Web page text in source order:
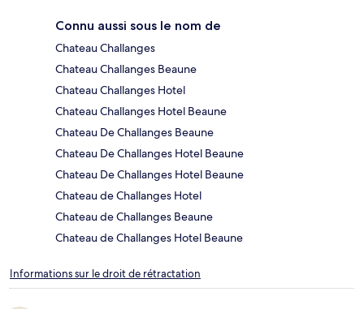
Connu aussi sous le nom de
Chateau Challanges
Chateau Challanges Beaune
Chateau Challanges Hotel
Chateau Challanges Hotel Beaune
Chateau De Challanges Beaune
Chateau De Challanges Hotel Beaune
Chateau De Challanges Hotel Beaune
Chateau de Challanges Hotel
Chateau de Challanges Beaune
Chateau de Challanges Hotel Beaune
Informations sur le droit de rétractation